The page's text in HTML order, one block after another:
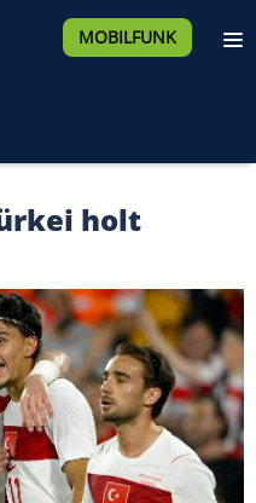
MOBILFUNK
holt